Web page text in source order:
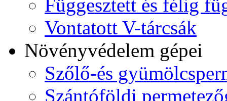
Függesztett és félig
Vontatott V-tárcsák
Növényvédelem gépei
Szőlő-és
Szántóföldi